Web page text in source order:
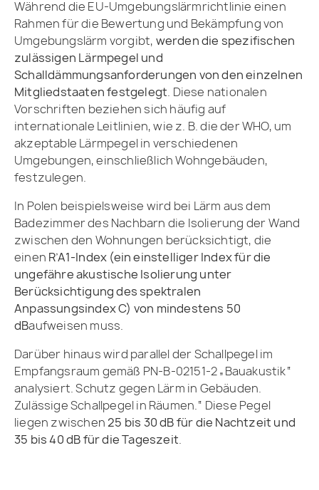
Während die EU-Umgebungslärmrichtlinie einen
Rahmen für die Bewertung und Bekämpfung von
Umgebungslärm vorgibt, werden die spezifischen
zulässigen Lärmpegel und
Schalldämmungsanforderungen von den einzelnen
Mitgliedstaaten festgelegt. Diese nationalen
Vorschriften beziehen sich häufig auf
internationale Leitlinien, wie z. B. die der WHO, um
akzeptable Lärmpegel in verschiedenen
Umgebungen, einschließlich Wohngebäuden,
festzulegen.
In Polen beispielsweise wird bei Lärm aus dem
Badezimmer des Nachbarn die Isolierung der Wand
zwischen den Wohnungen berücksichtigt, die
einen R’A1-Index (ein einstelliger Index für die
ungefähre akustische Isolierung unter
Berücksichtigung des spektralen
Anpassungsindex C) von mindestens 50
dBaufweisen muss.
Darüber hinaus wird parallel der Schallpegel im
Empfangsraum gemäß PN-B-02151-2 „Bauakustik“
analysiert. Schutz gegen Lärm in Gebäuden.
Zulässige Schallpegel in Räumen.“ Diese Pegel
liegen zwischen25 bis 30 dB für die Nachtzeit und
35 bis 40 dB für die Tageszeit.